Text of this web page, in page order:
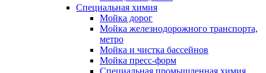
Специальная химия
Мойка дорог
Мойка железнодорожного транспорта,
метро
Мойка и чистка бассейнов
Мойка пресс-форм
Специальная промышленная химия